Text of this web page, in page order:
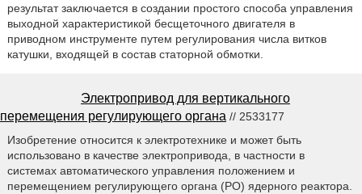
результат заключается в создании простого способа управления
выходной характеристикой бесщеточного двигателя в
приводном инструменте путем регулирования числа витков
катушки, входящей в состав статорной обмотки.
Электропривод для вертикального
перемещения регулирующего органа // 2533177
Изобретение относится к электротехнике и может быть
использовано в качестве электропривода, в частности в
системах автоматического управления положением и
перемещением регулирующего органа (РО) ядерного реактора.